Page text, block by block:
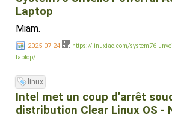
Laptop
Miam.
2025-07-24
https://linuxiac.com/system76-
laptop/
linux
Intel met un coup d’arrêt
distribution Clear Linux OS -